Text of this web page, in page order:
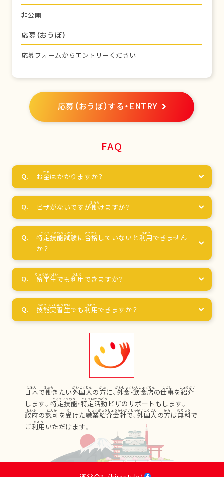
非公開
応募（おうぼ）
応募フォームからエントリーください
応募（おうぼ）する・ENTRY
FAQ
お金はかかりますか？
ビザがないですが働けますか？
特定技能試験に合格 していないと利用 できません
か？
留学生でも利用 できますか？
技能実習生でも利用できますか？
日本で働きたい外国人の方に、 外食 ・飲食店の仕事を紹介
します。特定技能・特定活動 ビザのサポートもします。
政府の認可を受けた職業紹介会社で、 外国人の方は無料で
ご利用 いただけます。